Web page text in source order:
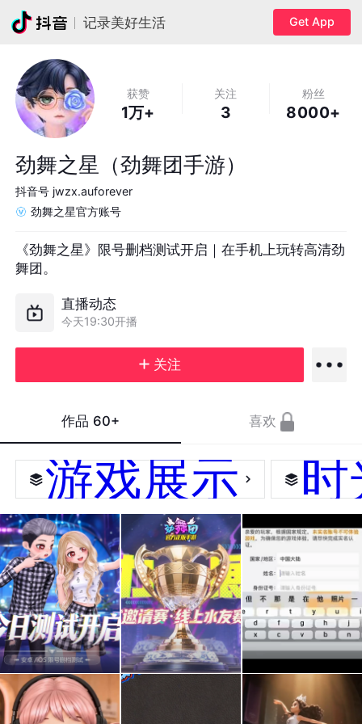
记录美好生活 Get App
获赞
1万+
关注
3
粉丝
8000+
劲舞之星（劲舞团手游）
抖音号 jwzx.auforever
劲舞之星官方账号
《劲舞之星》限号删档测试开启｜在手机上玩转高清劲
舞团。
直播动态
今天19:30开播
关注
作品 60+ 喜欢
游戏展示 时
《劲 官方
关于